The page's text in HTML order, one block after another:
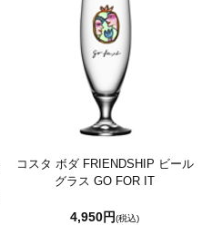
コスタ ボダ FRIENDSHIP ビール
グラス GO FOR IT
4,950円(税込)